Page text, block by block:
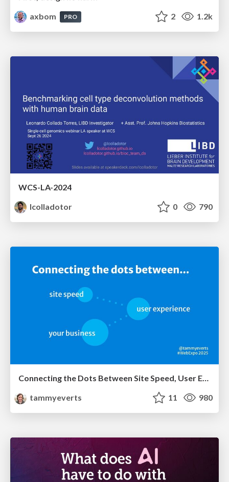
axbom
PRO 2 1.2k
WCS-LA-2024
lcolladotor
0 790
tammyeverts
11 980